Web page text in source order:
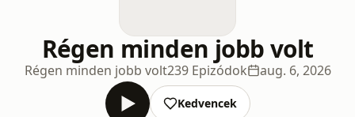
Régen minden jobb volt
Régen minden jobb volt239 Epizódok aug. 6, 2026
Kedvencek